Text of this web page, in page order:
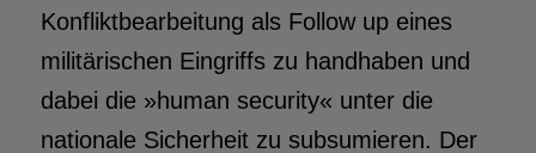
Konfliktbearbeitung als Follow up eines
militärischen Eingriffs zu handhaben und
dabei die »human security« unter die
nationale Sicherheit zu subsumieren. Der